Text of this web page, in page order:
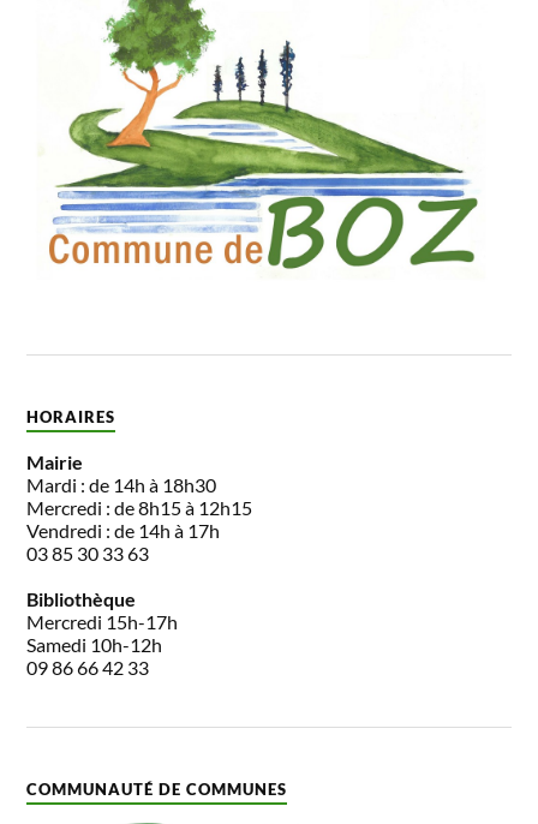
HORAIRES
Mairie
Mardi : de 14h à 18h30
Mercredi : de 8h15 à 12h15
Vendredi : de 14h à 17h
03 85 30 33 63
Bibliothèque
Mercredi 15h-17h
Samedi 10h-12h
09 86 66 42 33
COMMUNAUTÉ DE COMMUNES